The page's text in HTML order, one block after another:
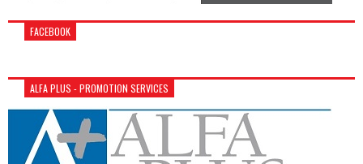
FACEBOOK
ALFA PLUS - PROMOTION SERVICES